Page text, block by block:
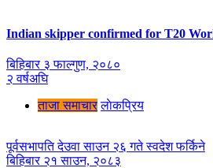
Indian skipper confirmed for T20
बिहिबार ३ फाल्गुण, २०८०
२ वर्षअघि
ताजा समाचार लाेकप्रिय
पूर्वसभापति देउवा साउन २६ गते स्वदेश फर्किने
बिहिबार २१ साउन, २०८३